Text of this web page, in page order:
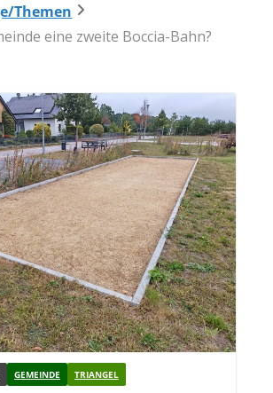
Themen
eine zweite Boccia-Bahn?
GEMEINDE TRIANGEL